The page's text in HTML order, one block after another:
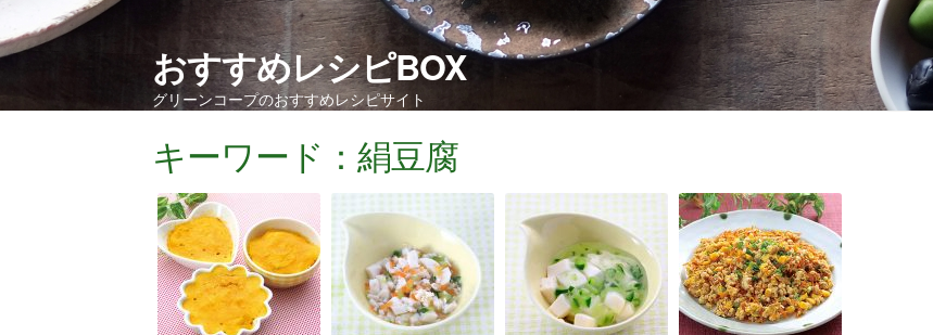
おすすめレシピBOX
グリーンコープのおすすめレシピサイト
キーワード：絹豆腐